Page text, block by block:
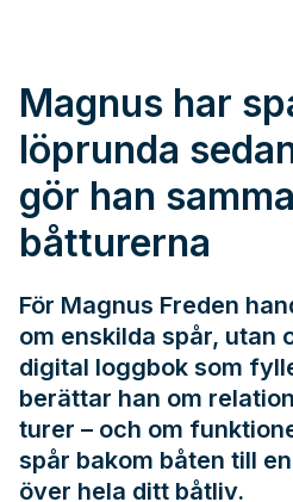
Magnus har
löprunda
gör han
båtturerna
För Magnus Freden
om enskilda spår, utan
digital loggbok som
berättar han om
turer – och om
spår bakom båten till
över hela ditt båtliv.